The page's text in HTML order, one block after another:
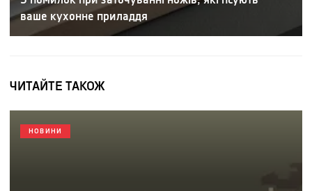
ваше кухонне приладдя
ЧИТАЙТЕ ТАКОЖ
НОВИНИ